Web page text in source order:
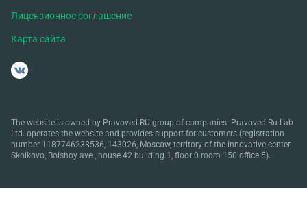
Лицензионное соглашение
Карта сайта
The website is owned by Pravoved.RU group of companies. Pravoved.Ru Lab
Ltd. operates the website and provides support for customers (registration
number 1187746238536, 143026, Moscow, territory of the innovative center
Skolkovo, Bolshoy ave., house 42 building 1, floor 0 room 150 office 5).